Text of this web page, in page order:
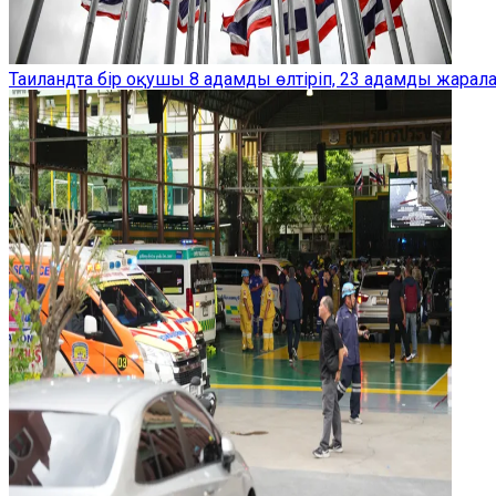
Таиландта бір оқушы 8 адамды өлтіріп, 23 адамды